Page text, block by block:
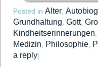
Posted in Alter
Grundhaltung Gott,
Kindheitserinnerungen
Medizin Philosophie
a reply|